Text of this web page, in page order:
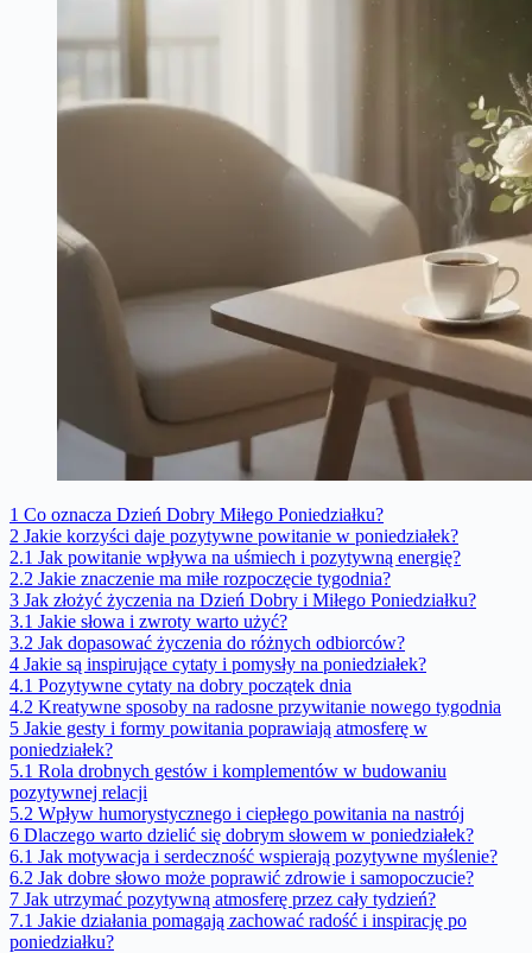
1 Co oznacza Dzień Dobry Miłego Poniedziałku?
2 Jakie korzyści daje pozytywne powitanie w poniedziałek?
2.1 Jak powitanie wpływa na uśmiech i pozytywną energię?
2.2 Jakie znaczenie ma miłe rozpoczęcie tygodnia?
3 Jak złożyć życzenia na Dzień Dobry i Miłego Poniedziałku?
3.1 Jakie słowa i zwroty warto użyć?
3.2 Jak dopasować życzenia do różnych odbiorców?
4 Jakie są inspirujące cytaty i pomysły na poniedziałek?
4.1 Pozytywne cytaty na dobry początek dnia
4.2 Kreatywne sposoby na radosne przywitanie nowego tygodnia
5 Jakie gesty i formy powitania poprawiają atmosferę w
poniedziałek?
5.1 Rola drobnych gestów i komplementów w budowaniu
pozytywnej relacji
5.2 Wpływ humorystycznego i ciepłego powitania na nastrój
6 Dlaczego warto dzielić się dobrym słowem w poniedziałek?
6.1 Jak motywacja i serdeczność wspierają pozytywne myślenie?
6.2 Jak dobre słowo może poprawić zdrowie i samopoczucie?
7 Jak utrzymać pozytywną atmosferę przez cały tydzień?
7.1 Jakie działania pomagają zachować radość i inspirację po
poniedziałku?